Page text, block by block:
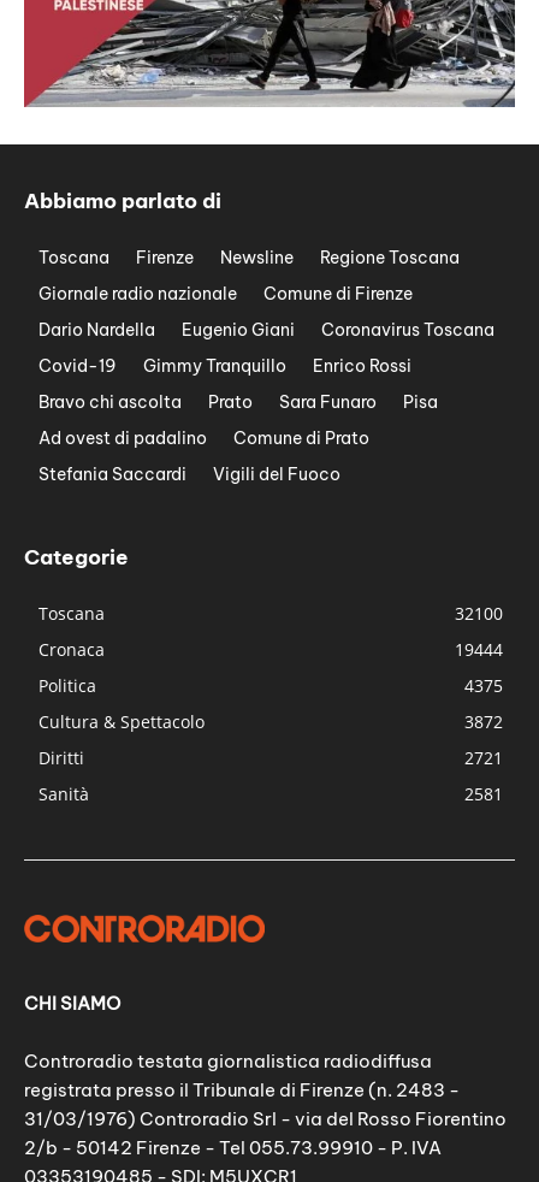
Abbiamo parlato di
Toscana Firenze Newsline
Regione Toscana
Giornale radio nazionale
Comune di Firenze
Dario Nardella
Eugenio Giani
Coronavirus Toscana
Covid-19
Gimmy Tranquillo
Enrico Rossi
Bravo chi ascolta
Prato Sara Funaro
Pisa
Ad ovest di padalino
Comune di Prato
Stefania Saccardi
Vigili del Fuoco
Categorie
Toscana
32100
Cronaca
19444
Politica
4375
Cultura & Spettacolo
3872
Diritti
2721
Sanità
2581
CHI SIAMO
Controradio testata giornalistica radiodiffusa
registrata presso il Tribunale di Firenze (n. 2483 -
31/03/1976) Controradio Srl - via del Rosso Fiorentino
2/b - 50142 Firenze - Tel 055.73.99910 - P. IVA
03353190485 - SDI: M5UXCR1